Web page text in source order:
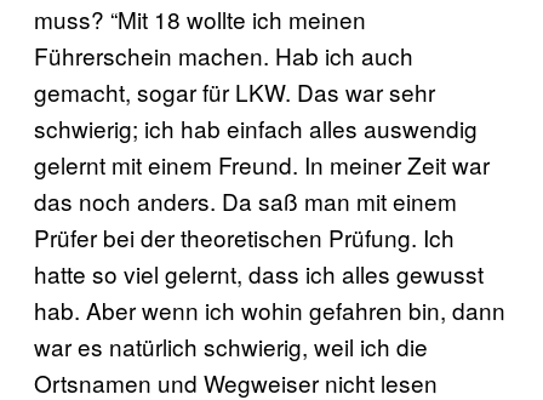
muss? “Mit 18 wollte ich meinen
Führerschein machen. Hab ich auch
gemacht, sogar für LKW. Das war sehr
schwierig; ich hab einfach alles auswendig
gelernt mit einem Freund. In meiner Zeit war
das noch anders. Da saß man mit einem
Prüfer bei der theoretischen Prüfung. Ich
hatte so viel gelernt, dass ich alles gewusst
hab. Aber wenn ich wohin gefahren bin, dann
war es natürlich schwierig, weil ich die
Ortsnamen und Wegweiser nicht lesen